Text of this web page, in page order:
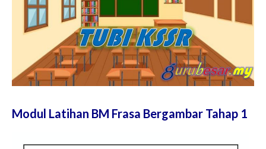
Modul Latihan BM Frasa Bergambar Tahap 1